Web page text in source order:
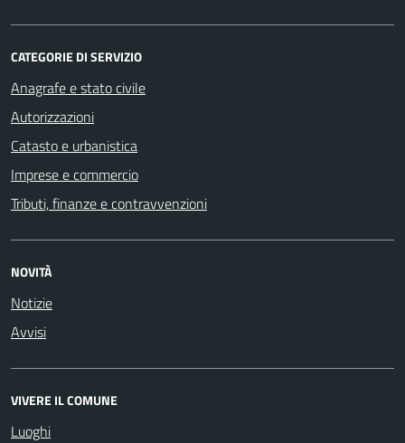
CATEGORIE DI SERVIZIO
Anagrafe e stato civile
Autorizzazioni
Catasto e urbanistica
Imprese e commercio
Tributi, finanze e contravvenzioni
NOVITÀ
Notizie
Avvisi
VIVERE IL COMUNE
Luoghi